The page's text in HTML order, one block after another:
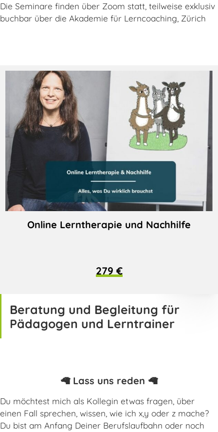
Die Seminare finden über Zoom statt, teilweise exklusiv
buchbar über die Akademie für Lerncoaching, Zürich
Online Lerntherapie und Nachhilfe
279 €
Beratung und Begleitung für
Pädagogen und Lerntrainer
🦙 Lass uns reden 🦙
Du möchtest mich als Kollegin etwas fragen, über
einen Fall sprechen, wissen, wie ich x,y oder z mache?
Du bist am Anfang Deiner Berufslaufbahn oder noch